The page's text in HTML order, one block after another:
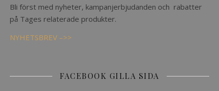
Bli först med nyheter, kampanjerbjudanden och rabatter
på Tages relaterade produkter.
NYHETSBREV –>>
FACEBOOK GILLA SIDA